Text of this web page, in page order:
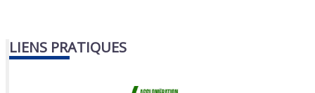
LIENS PRATIQUES